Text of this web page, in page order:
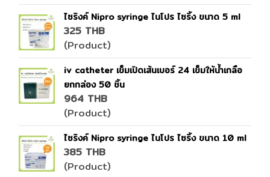
ไซริงค์ Nipro syringe ไนโปร ไซริ้ง ขนาด 5 ml
325 THB
(Product)
iv catheter เข็มเปิดเส้นเบอร์ 24 เข็มให้น้ำเกลือ
ยกกล่อง 50 ชิ้น
964 THB
(Product)
ไซริงค์ Nipro syringe ไนโปร ไซริ้ง ขนาด 10 ml
385 THB
(Product)